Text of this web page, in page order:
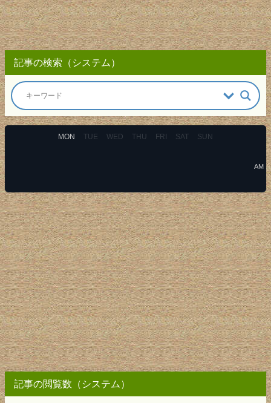
記事の検索（システム）
MON TUE WED THU FRI SAT SUN
AM
記事の閲覧数（システム）